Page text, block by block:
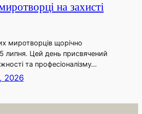
на захисті
миротворців щорічно
липня. Цей день присвячений
та професіоналізму…
2026